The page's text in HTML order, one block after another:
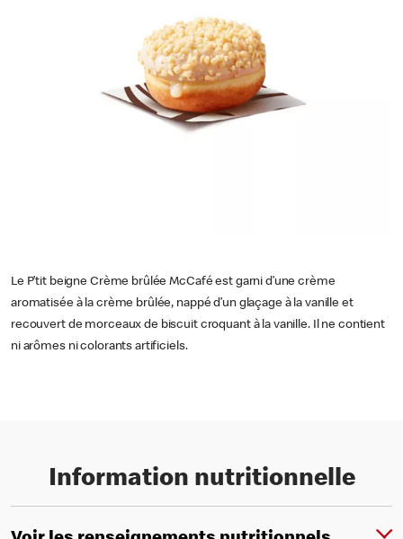
Le P’tit beigne Crème brûlée McCafé est garni d’une crème
aromatisée à la crème brûlée, nappé d’un glaçage à la vanille et
recouvert de morceaux de biscuit croquant à la vanille. Il ne contient
ni arômes ni colorants artificiels.
Information nutritionnelle